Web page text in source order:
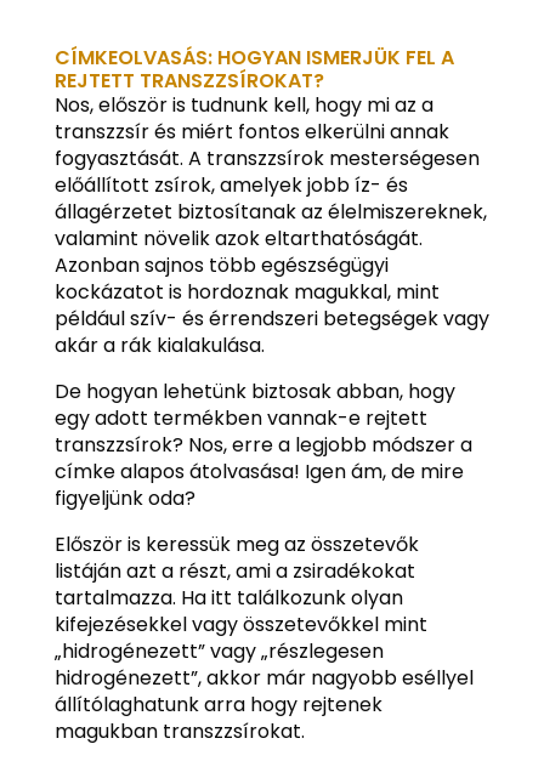
CÍMKEOLVASÁS: HOGYAN ISMERJÜK FEL A
REJTETT TRANSZZSÍROKAT?
Nos, először is tudnunk kell, hogy mi az a
transzzsír és miért fontos elkerülni annak
fogyasztását. A transzzsírok mesterségesen
előállított zsírok, amelyek jobb íz- és
állagérzetet biztosítanak az élelmiszereknek,
valamint növelik azok eltarthatóságát.
Azonban sajnos több egészségügyi
kockázatot is hordoznak magukkal, mint
például szív- és érrendszeri betegségek vagy
akár a rák kialakulása.
De hogyan lehetünk biztosak abban, hogy
egy adott termékben vannak-e rejtett
transzzsírok? Nos, erre a legjobb módszer a
címke alapos átolvasása! Igen ám, de mire
figyeljünk oda?
Először is keressük meg az összetevők
listáján azt a részt, ami a zsiradékokat
tartalmazza. Ha itt találkozunk olyan
kifejezésekkel vagy összetevőkkel mint
„hidrogénezett” vagy „részlegesen
hidrogénezett”, akkor már nagyobb eséllyel
állítólaghatunk arra hogy rejtenek
magukban transzzsírokat.